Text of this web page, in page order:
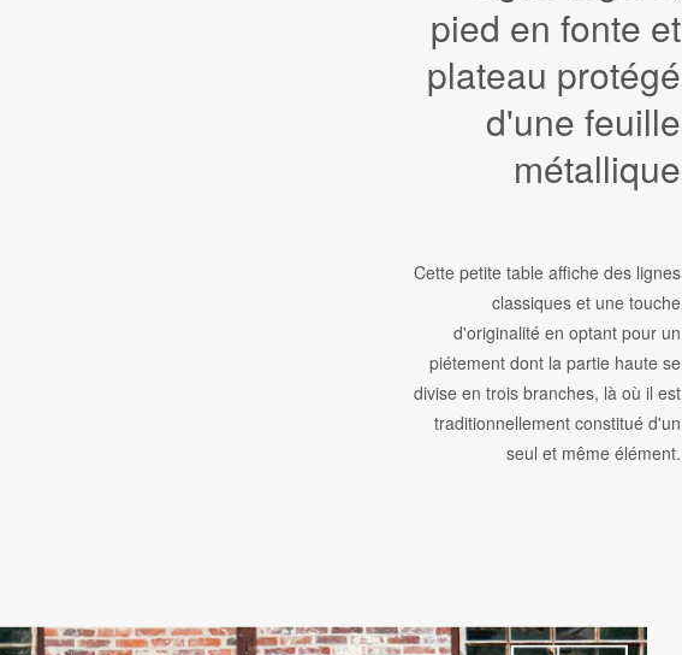
pied en fonte et
plateau protégé
d'une feuille
métallique
Cette petite table affiche des lignes
classiques et une touche
d'originalité en optant pour un
piétement dont la partie haute se
divise en trois branches, là où il est
traditionnellement constitué d'un
seul et même élément.